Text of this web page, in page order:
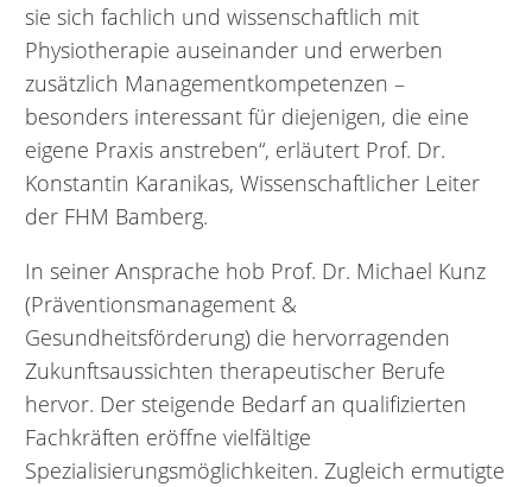
sie sich fachlich und wissenschaftlich mit
Physiotherapie auseinander und erwerben
zusätzlich Managementkompetenzen –
besonders interessant für diejenigen, die eine
eigene Praxis anstreben“, erläutert Prof. Dr.
Konstantin Karanikas, Wissenschaftlicher Leiter
der FHM Bamberg.
In seiner Ansprache hob Prof. Dr. Michael Kunz
(Präventionsmanagement &
Gesundheitsförderung) die hervorragenden
Zukunftsaussichten therapeutischer Berufe
hervor. Der steigende Bedarf an qualifizierten
Fachkräften eröffne vielfältige
Spezialisierungsmöglichkeiten. Zugleich ermutigte